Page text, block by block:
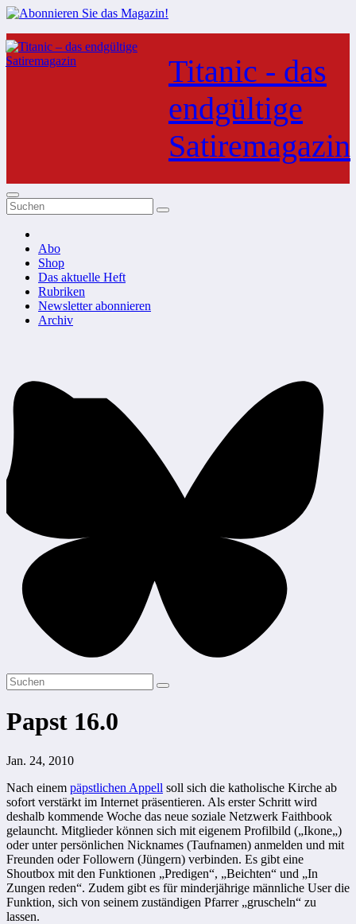
Zum
Inhalt
springen
Titanic - das
endgültige
Satiremagazin
Abo
Shop
Das aktuelle Heft
Rubriken
Newsletter abonnieren
Archiv
Papst 16.0
Jan. 24, 2010
Nach einem päpstlichen Appell soll sich die katholische Kirche ab
sofort verstärkt im Internet präsentieren. Als erster Schritt wird
deshalb kommende Woche das neue soziale Netzwerk Faithbook
gelauncht. Mitglieder können sich mit eigenem Profilbild („Ikone„)
oder unter persönlichen Nicknames (Taufnamen) anmelden und mit
Freunden oder Followern (Jüngern) verbinden. Es gibt eine
Shoutbox mit den Funktionen „Predigen“, „Beichten“ und „In
Zungen reden“. Zudem gibt es für minderjährige männliche User die
Funktion, sich von seinem zuständigen Pfarrer „gruscheln“ zu
lassen.